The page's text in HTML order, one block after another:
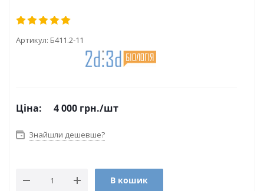
Артикул: Б411.2-11
Ціна: 4 000 грн./шт
Знайшли дешевше?
В кошик